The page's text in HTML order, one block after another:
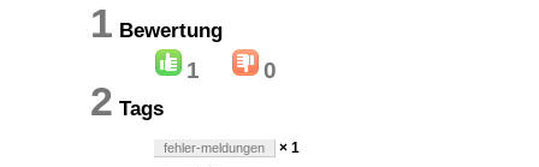
1 Bewertung
1 0
2 Tags
fehler-meldungen × 1